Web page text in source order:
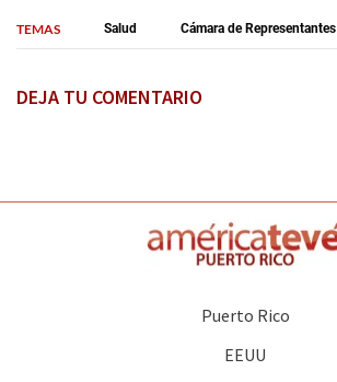
TEMAS Salud Cámara de Representantes
DEJA TU COMENTARIO
Puerto Rico
EEUU